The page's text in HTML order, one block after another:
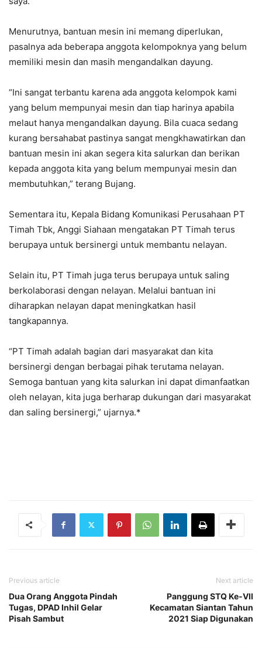
Menurutnya, bantuan mesin ini memang diperlukan,
pasalnya ada beberapa anggota kelompoknya yang belum
memiliki mesin dan masih mengandalkan dayung.
“Ini sangat terbantu karena ada anggota kelompok kami
yang belum mempunyai mesin dan tiap harinya apabila
melaut hanya mengandalkan dayung. Bila cuaca sedang
kurang bersahabat pastinya sangat mengkhawatirkan dan
bantuan mesin ini akan segera kita salurkan dan berikan
kepada anggota kita yang belum mempunyai mesin dan
membutuhkan,” terang Bujang.
Sementara itu, Kepala Bidang Komunikasi Perusahaan PT
Timah Tbk, Anggi Siahaan mengatakan PT Timah terus
berupaya untuk bersinergi untuk membantu nelayan.
Selain itu, PT Timah juga terus berupaya untuk saling
berkolaborasi dengan nelayan. Melalui bantuan ini
diharapkan nelayan dapat meningkatkan hasil
tangkapannya.
“PT Timah adalah bagian dari masyarakat dan kita
bersinergi dengan berbagai pihak terutama nelayan.
Semoga bantuan yang kita salurkan ini dapat dimanfaatkan
oleh nelayan, kita juga berharap dukungan dari masyarakat
dan saling bersinergi,” ujarnya.*
Previous article
Dua Orang Anggota Pindah
Tugas, DPAD Inhil Gelar
Pisah Sambut
Next article
Panggung STQ Ke-VII
Kecamatan Siantan Tahun
2021 Siap Digunakan